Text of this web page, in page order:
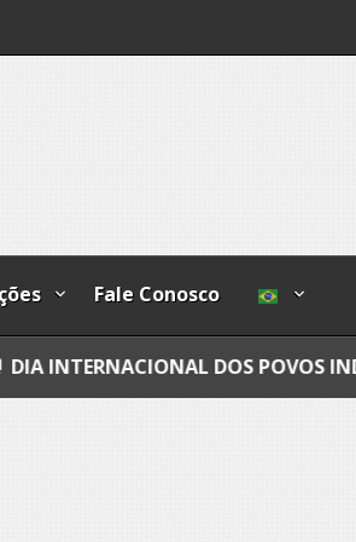
Fale Conosco
DOS POVOS INDÍGENAS